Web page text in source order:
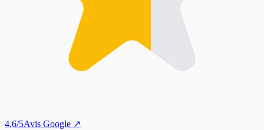
4,6/5Avis Google ↗